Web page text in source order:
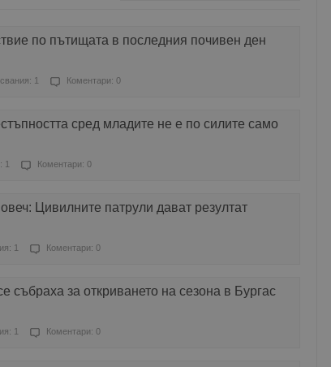
по пътищата в последния почивен ден
1 Коментари: 0
сред младите не е по силите само
1 Коментари: 0
Цивилните патрули дават резултат
1 Коментари: 0
събраха за откриването на сезона в Бургас
1 Коментари: 0